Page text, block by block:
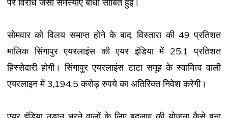
पर विरोध जैसी समस्याएं बाधा साबित हुईं।
सोमवार को विलय समाप्त होने के बाद, विस्तारा की 49 प्रतिशत
मालिक सिंगापुर एयरलाइंस की एयर इंडिया में 25.1 प्रतिशत
हिस्सेदारी होगी। सिंगापुर एयरलाइंस टाटा समूह के स्वामित्व वाली
एयरलाइन में 3,194.5 करोड़ रुपये का अतिरिक्त निवेश करेगी।